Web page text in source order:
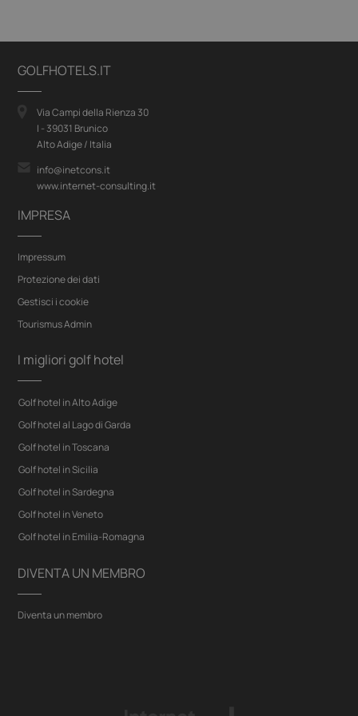
GOLFHOTELS.IT
Via Campi della Rienza 30
I - 39031 Brunico
Alto Adige / Italia
info@inetcons.it
www.internet-consulting.it
IMPRESA
Impressum
Protezione dei dati
Gestisci i cookie
Tourismus Admin
I migliori golf hotel
Golf hotel in Alto Adige
Golf hotel al Lago di Garda
Golf hotel in Toscana
Golf hotel in Sicilia
Golf hotel in Sardegna
Golf hotel in Veneto
Golf hotel in Emilia-Romagna
DIVENTA UN MEMBRO
Diventa un membro